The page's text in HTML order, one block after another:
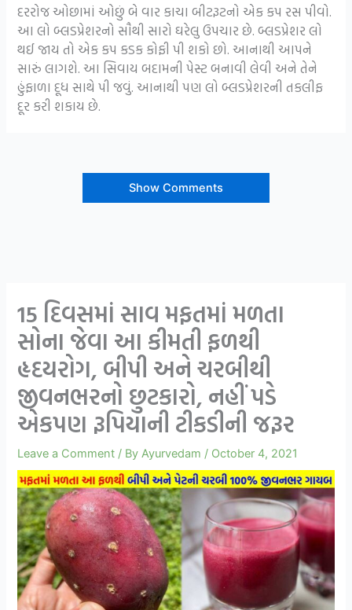
દરરોજ ઓછામાં ઓછું બે વાર કાચા બીટરૂટનો એક કપ રસ પીવો.
આ લો બ્લડપ્રેશરનો સૌથી સારો ઘરેલુ ઉપચાર છે. બ્લડપ્રેશર લો
થઈ જાય તો એક કપ કડક કોફી પી શકો છો. આનાથી આપને
સારું લાગશે. આ સિવાય બદામની પેસ્ટ બનાવી લેવી અને તેને
હુંફાળા દૂધ સાથે પી જવું. આનાથી પણ લો બ્લડપ્રેશરની તકલીફ
દૂર કરી શકાય છે.
Show Comments
15 દિવસમાં સાવ મફતમાં મળતા
સોના જેવા આ કીમતી ફળથી
હૃદયરોગ, બીપી અને ચરબીથી
જીવનભરનો છુટકારો, નહીં પડે
એકપણ રૂપિયાની ટીકડીની જરૂર
Leave a Comment / ByAyurvedam / October 4, 2021